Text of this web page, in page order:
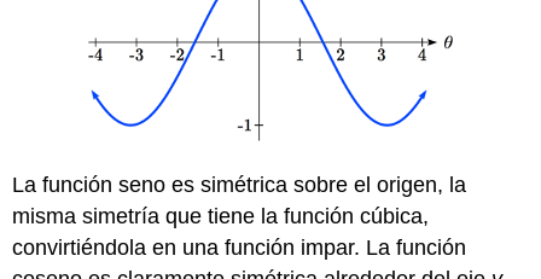
La función seno es simétrica sobre el origen, la
misma simetría que tiene la función cúbica,
convirtiéndola en una función impar. La función